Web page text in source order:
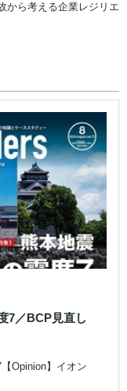
から考える企業レジリエ
7／BCP見直し
Opinion】イオン